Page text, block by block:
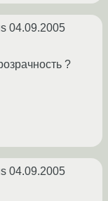
04.09.2005
?
04.09.2005